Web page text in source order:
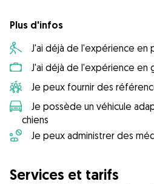
Plus d'infos
J'ai déjà de l'expérience en
J'ai déjà de l'expérience en
Je peux fournir des
Je possède un véhicule
chiens
Je peux administrer des
Services et tarifs